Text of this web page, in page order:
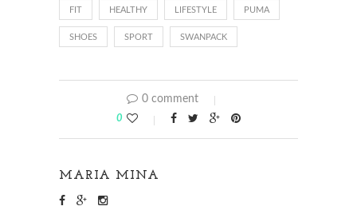
FIT HEALTHY LIFESTYLE PUMA
SHOES SPORT SWANPACK
0 comment
0
MARIA MINA